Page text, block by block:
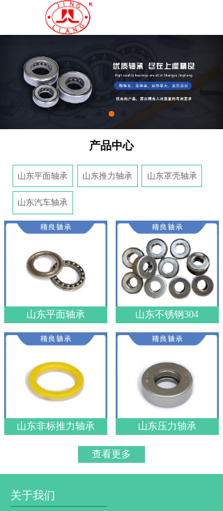
产品中心
山东平面轴承 山东推力轴承 山东罩壳轴承
山东汽车轴承
山东平面轴承 山东不锈钢304
山东非标推力轴承 山东压力轴承
查看更多
关于我们